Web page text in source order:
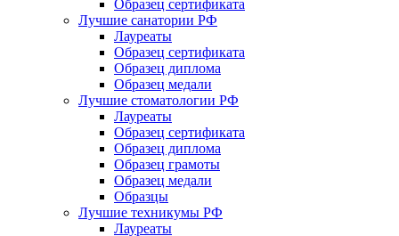
Образец сертификата
Лучшие санатории РФ
Лауреаты
Образец сертификата
Образец диплома
Образец медали
Лучшие стоматологии РФ
Лауреаты
Образец сертификата
Образец диплома
Образец грамоты
Образец медали
Образцы
Лучшие техникумы РФ
Лауреаты